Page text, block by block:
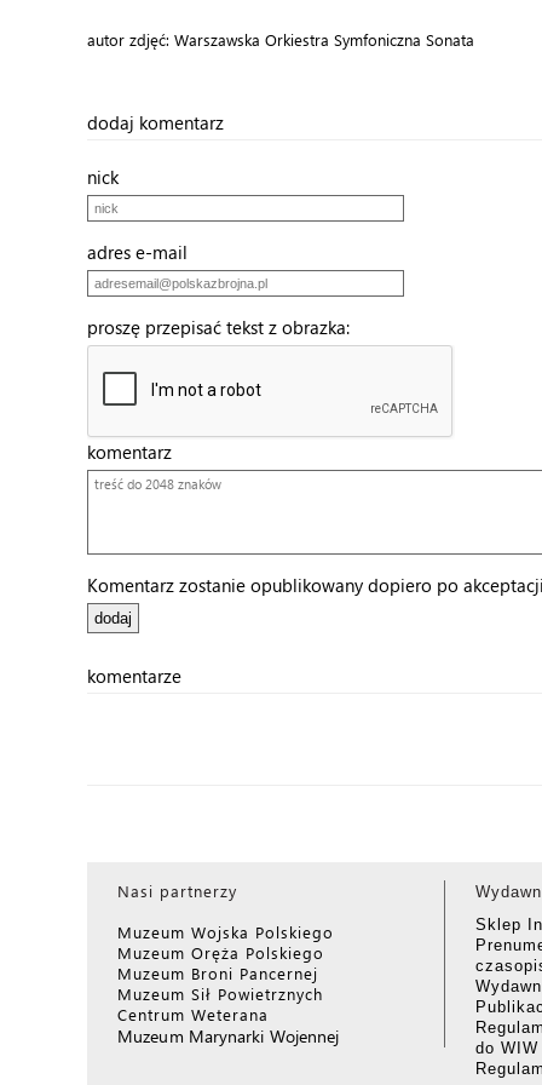
autor zdjęć: Warszawska Orkiestra Symfoniczna Sonata
dodaj komentarz
nick
adres e-mail
proszę przepisać tekst z obrazka:
komentarz
Komentarz zostanie opublikowany dopiero po
komentarze
Nasi partnerzy
Muzeum Wojska Polskiego
Muzeum Oręża Polskiego
Muzeum Broni Pancernej
Muzeum Sił Powietrznych
Centrum Weterana
Muzeum Marynarki Wojennej
Sklep
do WIW